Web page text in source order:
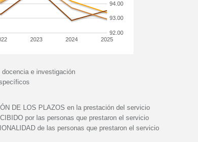
2023 2024 2025
92.00
93.00
94.00
docencia e investigación
DE LOS PLAZOS en la prestación del servicio
por las personas que prestaron el servicio
de las personas que prestaron el servicio